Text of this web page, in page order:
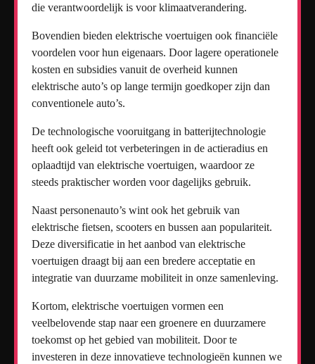
die verantwoordelijk is voor klimaatverandering.
Bovendien bieden elektrische voertuigen ook financiële
voordelen voor hun eigenaars. Door lagere operationele
kosten en subsidies vanuit de overheid kunnen
elektrische auto’s op lange termijn goedkoper zijn dan
conventionele auto’s.
De technologische vooruitgang in batterijtechnologie
heeft ook geleid tot verbeteringen in de actieradius en
oplaadtijd van elektrische voertuigen, waardoor ze
steeds praktischer worden voor dagelijks gebruik.
Naast personenauto’s wint ook het gebruik van
elektrische fietsen, scooters en bussen aan populariteit.
Deze diversificatie in het aanbod van elektrische
voertuigen draagt bij aan een bredere acceptatie en
integratie van duurzame mobiliteit in onze samenleving.
Kortom, elektrische voertuigen vormen een
veelbelovende stap naar een groenere en duurzamere
toekomst op het gebied van mobiliteit. Door te
investeren in deze innovatieve technologieën kunnen we